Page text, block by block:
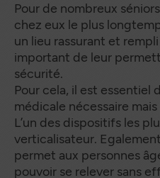
Pour de nombreux
chez eux le plus
un lieu rassurant et
important de leur
sécurité.
Pour cela, il est essentiel
médicale nécessaire
L’un des dispositifs les
verticalisateur.
permet aux personnes
pouvoir se relever sans